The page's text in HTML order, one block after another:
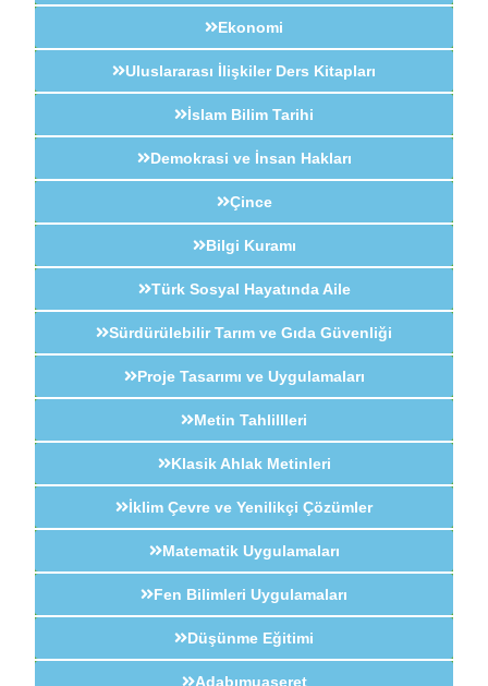
Ekonomi
Uluslararası İlişkiler Ders Kitapları
İslam Bilim Tarihi
Demokrasi ve İnsan Hakları
Çince
Bilgi Kuramı
Türk Sosyal Hayatında Aile
Sürdürülebilir Tarım ve Gıda Güvenliği
Proje Tasarımı ve Uygulamaları
Metin Tahlillleri
Klasik Ahlak Metinleri
İklim Çevre ve Yenilikçi Çözümler
Matematik Uygulamaları
Fen Bilimleri Uygulamaları
Düşünme Eğitimi
Adabımuaşeret